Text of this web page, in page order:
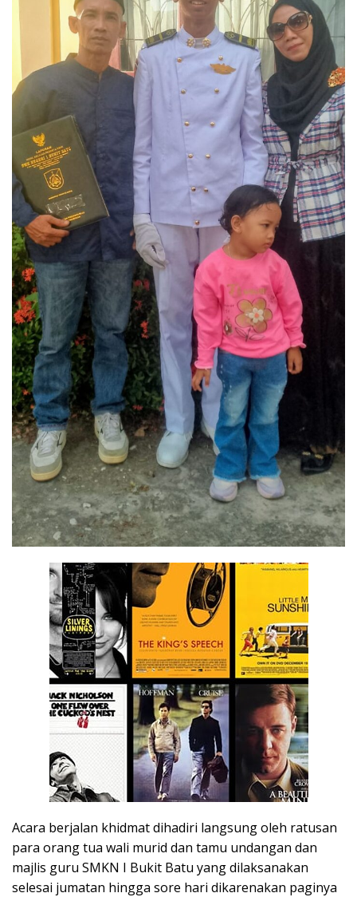
Acara berjalan khidmat dihadiri langsung oleh ratusan
para orang tua wali murid dan tamu undangan dan
majlis guru SMKN I Bukit Batu yang dilaksanakan
selesai jumatan hingga sore hari dikarenakan paginya